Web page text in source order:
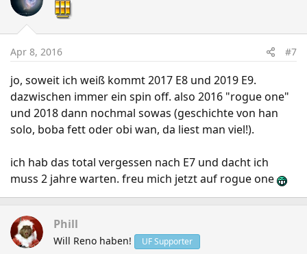
Apr 8, 2016 #7
jo, soweit ich weiß kommt 2017 E8 und 2019 E9.
dazwischen immer ein spin off. also 2016 "rogue one"
und 2018 dann nochmal sowas (geschichte von han
solo, boba fett oder obi wan, da liest man viel!).
ich hab das total vergessen nach E7 und dacht ich
muss 2 jahre warten. freu mich jetzt auf rogue one
Phill
Will Reno haben! UF Supporter